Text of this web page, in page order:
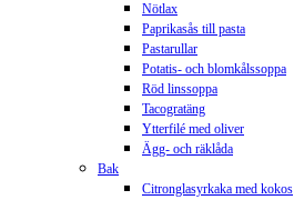
Nötlax
Paprikasås till pasta
Pastarullar
Potatis- och blomkålssoppa
Röd linssoppa
Tacogratäng
Ytterfilé med oliver
Ägg- och räklåda
Bak
Citronglasyrkaka med kokos